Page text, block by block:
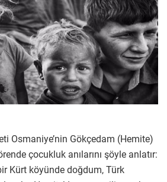
Osmaniye’nin Gökçedam (Hemite)
çocukluk anılarını şöyle anlatır:
Kürt köyünde doğdum, Türk